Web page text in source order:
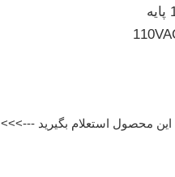
این محصول استعلام بگیرید --->>>